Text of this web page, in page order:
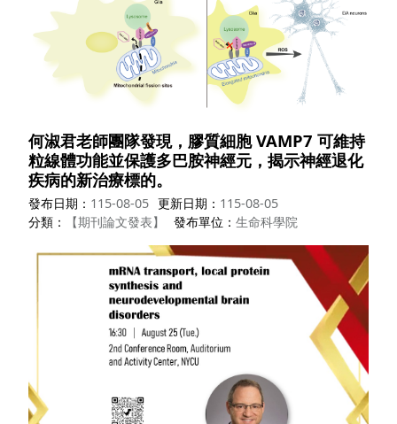
何淑君老師團隊發現，膠質細胞 VAMP7 可維持
粒線體功能並保護多巴胺神經元，揭示神經退化
疾病的新治療標的。
發布日期 115-08-05 更新日期
115-08-05
分類
【期刊論文發表】 發布單位 生命科學院